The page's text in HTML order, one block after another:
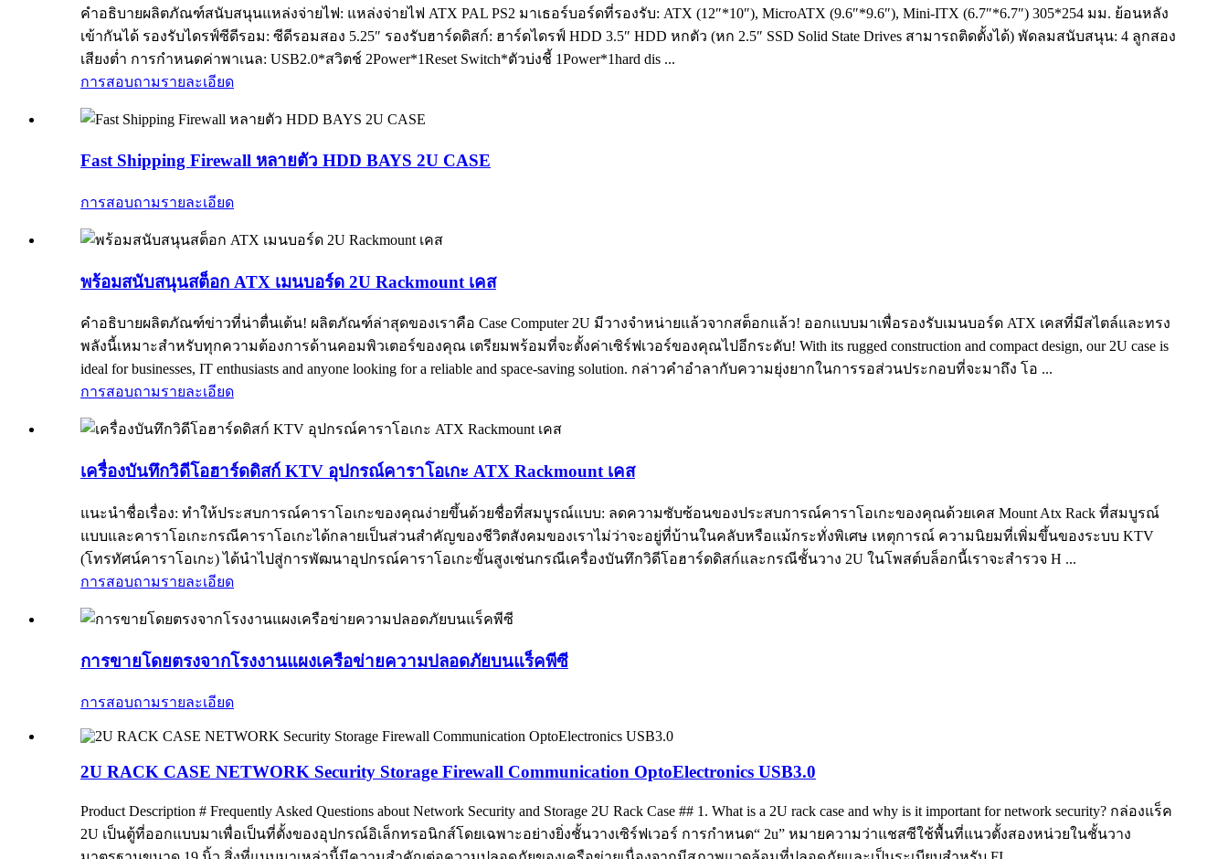
คำอธิบายผลิตภัณฑ์สนับสนุนแหล่งจ่ายไฟ: แหล่งจ่ายไฟ ATX PAL PS2 มาเธอร์บอร์ดที่รองรับ: ATX (12″*10″), MicroATX (9.6″*9.6″), Mini-ITX (6.7″*6.7″) 305*254 มม. ย้อนหลัง
เข้ากันได้ รองรับไดรฟ์ซีดีรอม: ซีดีรอมสอง 5.25″ รองรับฮาร์ดดิสก์: ฮาร์ดไดรฟ์ HDD 3.5″ HDD หกตัว (หก 2.5″ SSD Solid State Drives สามารถติดตั้งได้) พัดลมสนับสนุน: 4 ลูกสอง
เสียงต่ำ การกำหนดค่าพาเนล: USB2.0*สวิตช์ 2Power*1Reset Switch*ตัวบ่งชี้ 1Power*1hard dis ...
การสอบถามรายละเอียด
Fast Shipping Firewall หลายตัว HDD BAYS 2U CASE
การสอบถามรายละเอียด
พร้อมสนับสนุนสต็อก ATX เมนบอร์ด 2U Rackmount เคส
คำอธิบายผลิตภัณฑ์ข่าวที่น่าตื่นเต้น! ผลิตภัณฑ์ล่าสุดของเราคือ Case Computer 2U มีวางจำหน่ายแล้วจากสต็อกแล้ว! ออกแบบมาเพื่อรองรับเมนบอร์ด ATX เคสที่มีสไตล์และทรง
พลังนี้เหมาะสำหรับทุกความต้องการด้านคอมพิวเตอร์ของคุณ เตรียมพร้อมที่จะตั้งค่าเซิร์ฟเวอร์ของคุณไปอีกระดับ! With its rugged construction and compact design, our 2U case is
ideal for businesses, IT enthusiasts and anyone looking for a reliable and space-saving solution. กล่าวคำอำลากับความยุ่งยากในการรอส่วนประกอบที่จะมาถึง โอ ...
การสอบถามรายละเอียด
เครื่องบันทึกวิดีโอฮาร์ดดิสก์ KTV อุปกรณ์คาราโอเกะ ATX Rackmount เคส
แนะนำชื่อเรื่อง: ทำให้ประสบการณ์คาราโอเกะของคุณง่ายขึ้นด้วยชื่อที่สมบูรณ์แบบ: ลดความซับซ้อนของประสบการณ์คาราโอเกะของคุณด้วยเคส Mount Atx Rack ที่สมบูรณ์
แบบและคาราโอเกะกรณีคาราโอเกะได้กลายเป็นส่วนสำคัญของชีวิตสังคมของเราไม่ว่าจะอยู่ที่บ้านในคลับหรือแม้กระทั่งพิเศษ เหตุการณ์ ความนิยมที่เพิ่มขึ้นของระบบ KTV
(โทรทัศน์คาราโอเกะ) ได้นำไปสู่การพัฒนาอุปกรณ์คาราโอเกะขั้นสูงเช่นกรณีเครื่องบันทึกวิดีโอฮาร์ดดิสก์และกรณีชั้นวาง 2U ในโพสต์บล็อกนี้เราจะสำรวจ H ...
การสอบถามรายละเอียด
การขายโดยตรงจากโรงงานแผงเครือข่ายความปลอดภัยบนแร็คพีซี
การสอบถามรายละเอียด
2U RACK CASE NETWORK Security Storage Firewall Communication OptoElectronics USB3.0
Product Description # Frequently Asked Questions about Network Security and Storage 2U Rack Case ## 1. What is a 2U rack case and why is it important for network security? กล่องแร็ค
2U เป็นตู้ที่ออกแบบมาเพื่อเป็นที่ตั้งของอุปกรณ์อิเล็กทรอนิกส์โดยเฉพาะอย่างยิ่งชั้นวางเซิร์ฟเวอร์ การกำหนด“ 2u” หมายความว่าแชสซีใช้พื้นที่แนวตั้งสองหน่วยในชั้นวาง